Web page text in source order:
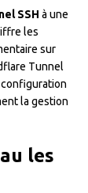
SSH à une
les
sur
Tunnel
la gestion
les